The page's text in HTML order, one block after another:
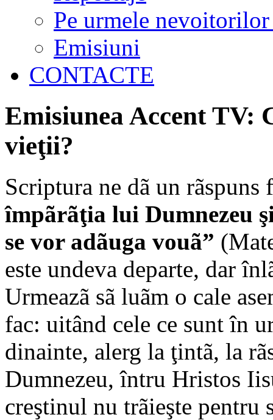
Pe urmele nevoitorilor
Emisiuni
CONTACTE
Emisiunea Accent TV:
vieţii?
Scriptura ne dã un rãspuns
împãrãţia lui Dumnezeu
se vor adãuga vouã”
este undeva departe, dar
Urmeazã sã luãm o cale
fac: uitând cele ce sunt în
dinainte, alerg la ţintã, la
Dumnezeu, întru Hristos
creştinul nu trãieşte pentru